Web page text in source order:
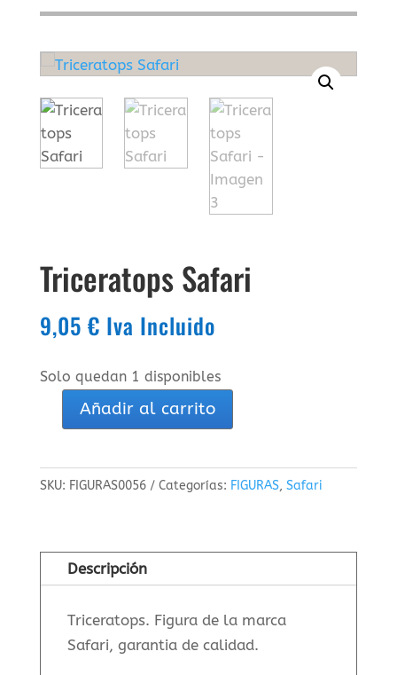
Triceratops Safari
9,05 € Iva Incluido
Solo quedan 1 disponibles
cantidad
Añadir al carrito
SKU: FIGURAS0056 Categorías: FIGURAS, Safari
Descripción
Triceratops. Figura de la marca
Safari, garantia de calidad.